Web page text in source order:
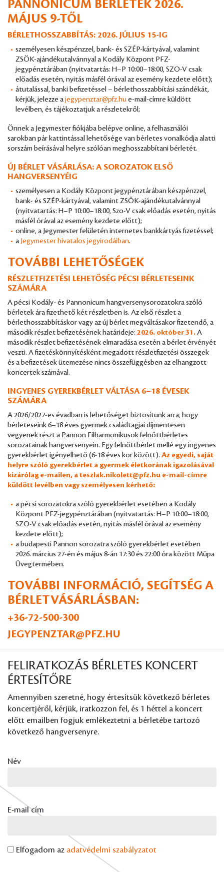
PANNONICUM BÉRLETEK 2026.
MÁJUS 9-TŐL
BÉRLETHOSSZABBÍTÁS: 2026. JÚLIUS 15-IG
személyesen készpénzzel, bank- és SZÉP-kártyával, valamint
ZSÖK-ajándékutalvánnyal a Kodály Központ PFZ-
jegypénztárában (nyitvatartás: H–P 10:00–18:00, SZO-V csak
előadás esetén, nyitás másfél órával az esemény kezdete előtt);
átutalással, banki befizetéssel – bérlethosszabbítási szándékát,
kérjük, jelezze ajegypenztar@pfz.hue-mail-címre küldött
levélben, és tájékoztatjuk a részletekről;
Önnek a Jegymester fiókjába belépve online, a felhasználói
sarokban pár kattintással lehetősége van bérletes vonalkódja alatti
sorszám beírásával helyre szólóan meghosszabbítani bérletét.
ÚJ BÉRLET VÁSÁRLÁSA: A SOROZATOK ELSŐ
HANGVERSENYÉIG
személyesen a Kodály Központ jegypénztárában készpénzzel,
bank- és SZÉP-kártyával, valamint ZSÖK-ajándékutalvánnyal
(nyitvatartás: H–P 10:00–18:00, Szo-V csak előadás esetén, nyitás
másfél órával az esemény kezdete előtt);
online, a Jegymester felületén internetes bankkártyás fizetéssel;
a Jegymester hivatalos jegyirodáiban.
TOVÁBBI LEHETŐSÉGEK
RÉSZLETFIZETÉSI LEHETŐSÉG PÉCSI BÉRLETESEINK
SZÁMÁRA
A pécsi Kodály- és Pannonicum hangversenysorozatokra szóló
bérletek ára fizethető két részletben is. Az első részlet a
bérlethosszabbításkor vagy az új bérlet megváltásakor fizetendő, a
második részlet befizetésének határideje: 2026. október 31.A
második részlet befizetésének elmaradása esetén a bérlet érvényét
veszti. A fizetéskönnyítésként megadott részletfizetési összegek
és a befizetések ütemezése nincs összefüggésben az elhangzott
koncertek számával.
INGYENES GYEREKBÉRLET VÁLTÁSA 6–18 ÉVESEK
SZÁMÁRA
A 2026/2027-es évadban is lehetőséget biztosítunk arra, hogy
bérleteseink 6–18 éves gyermek családtagjai díjmentesen
vegyenek részt a Pannon Filharmonikusok felnőttbérletes
sorozatainak hangversenyein. Egy felnőttbérlet mellé egy ingyenes
gyerekbérlet igényelhető (6-18 éves kor között). Az egyedi, saját
helyre szóló gyerekbérlet a gyermek életkorának igazolásával
kizárólag e-mailen, ateszlak.nikolett@pfz.hu e-mail-címre
küldött levélben vagy személyesen kérhető:
a pécsi sorozatokra szóló gyerekbérlet esetében a Kodály
Központ PFZ-jegypénztárában (nyitvatartás: H–P 10:00–18:00,
SZO-V csak előadás esetén, nyitás másfél órával az esemény
kezdete előtt);
a budapesti Pannon sorozatra szóló gyerekbérlet esetében
2026. március 27-én és május 8-án 17:30 és 22:00 óra között Müpa
Üvegtermében.
TOVÁBBI INFORMÁCIÓ, SEGÍTSÉG A
BÉRLETVÁSÁRLÁSBAN:
+36-72-500-300
JEGYPENZTAR@PFZ.HU
FELIRATKOZÁS BÉRLETES KONCERT
ÉRTESÍTŐRE
Amennyiben szeretné, hogy értesítsük következő bérletes
koncertjéről, kérjük, iratkozzon fel, és 1 héttel a koncert
előtt emailben fogjuk emlékeztetni a bérletébe tartozó
következő hangversenyre.
Név
E-mail cím
Elfogadom az adatvédelmi szabályzatot